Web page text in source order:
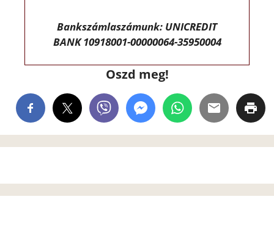
Bankszámlaszámunk: UNICREDIT
BANK 10918001-00000064-35950004
Oszd meg!